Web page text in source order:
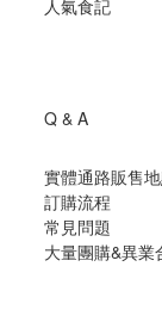
人氣食記
Q & A
實體通路販售
訂購流程
常見問題
大量團購&異業